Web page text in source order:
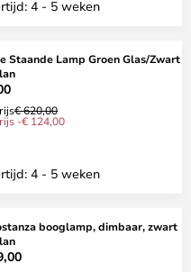
4 - 5 weken
Staande Lamp Groen Glas/Zwart
€ 620,00
-€ 124,00
4 - 5 weken
booglamp, dimbaar, zwart